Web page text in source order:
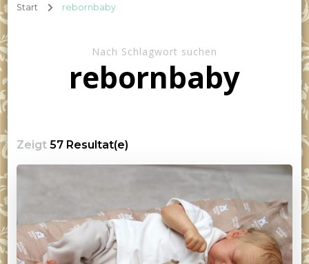
Start rebornbaby
Nach Schlagwort suchen
rebornbaby
Zeigt 57 Resultat(e)